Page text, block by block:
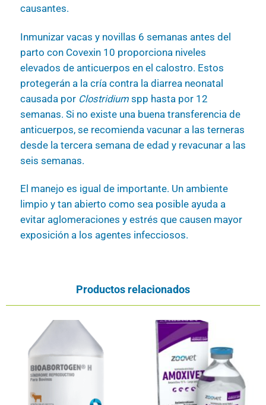
causantes.
Inmunizar vacas y novillas 6 semanas antes del
parto con Covexin 10 proporciona niveles
elevados de anticuerpos en el calostro. Estos
protegerán a la cría contra la diarrea neonatal
causada por Clostridiumspp hasta por 12
semanas. Si no existe una buena transferencia de
anticuerpos, se recomienda vacunar a las terneras
desde la tercera semana de edad y revacunar a las
seis semanas.
El manejo es igual de importante. Un ambiente
limpio y tan abierto como sea posible ayuda a
evitar aglomeraciones y estrés que causen mayor
exposición a los agentes infecciosos.
Productos relacionados